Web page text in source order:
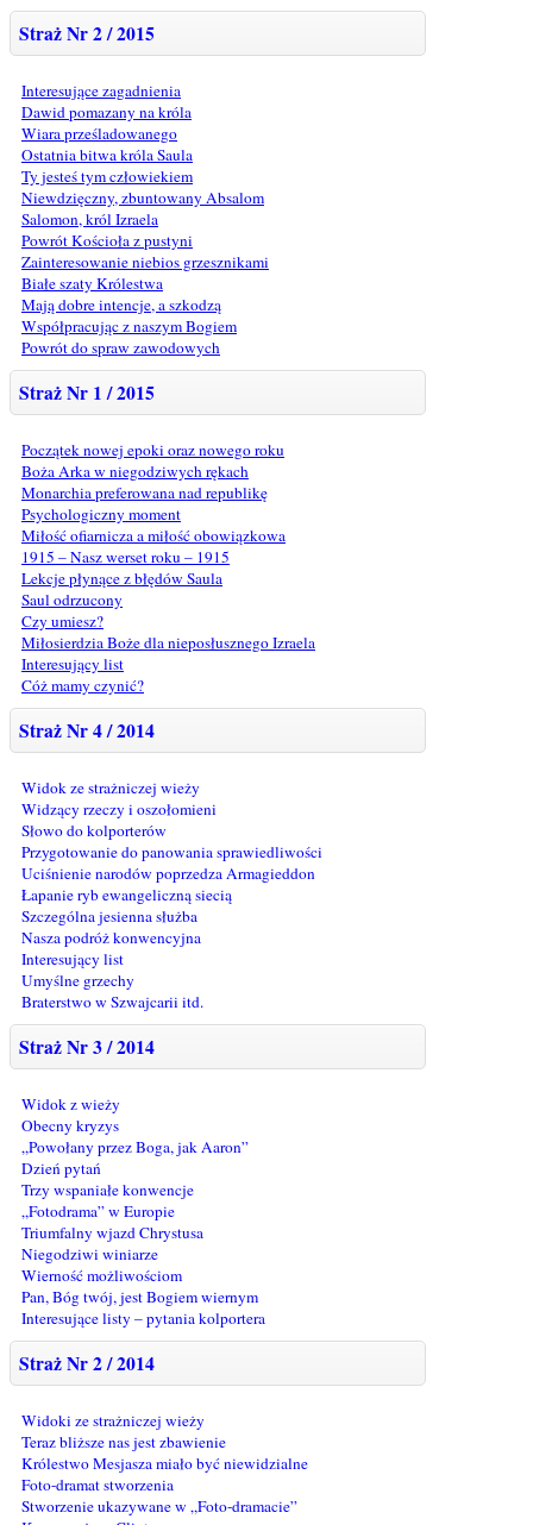
Straż Nr 2 / 2015
Interesujące zagadnienia
Dawid pomazany na króla
Wiara prześladowanego
Ostatnia bitwa króla Saula
Ty jesteś tym człowiekiem
Niewdzięczny, zbuntowany Absalom
Salomon, król Izraela
Powrót Kościoła z pustyni
Zainteresowanie niebios grzesznikami
Białe szaty Królestwa
Mają dobre intencje, a szkodzą
Współpracując z naszym Bogiem
Powrót do spraw zawodowych
Straż Nr 1 / 2015
Początek nowej epoki oraz nowego roku
Boża Arka w niegodziwych rękach
Monarchia preferowana nad republikę
Psychologiczny moment
Miłość ofiarnicza a miłość obowiązkowa
1915 – Nasz werset roku – 1915
Lekcje płynące z błędów Saula
Saul odrzucony
Czy umiesz?
Miłosierdzia Boże dla nieposłusznego Izraela
Interesujący list
Cóż mamy czynić?
Straż Nr 4 / 2014
Widok ze strażniczej wieży
Widzący rzeczy i oszołomieni
Słowo do kolporterów
Przygotowanie do panowania sprawiedliwości
Uciśnienie narodów poprzedza Armagieddon
Łapanie ryb ewangeliczną siecią
Szczególna jesienna służba
Nasza podróż konwencyjna
Interesujący list
Umyślne grzechy
Braterstwo w Szwajcarii itd.
Straż Nr 3 / 2014
Widok z wieży
Obecny kryzys
„Powołany przez Boga, jak Aaron”
Dzień pytań
Trzy wspaniałe konwencje
„Fotodrama” w Europie
Triumfalny wjazd Chrystusa
Niegodziwi winiarze
Wierność możliwościom
Pan, Bóg twój, jest Bogiem wiernym
Interesujące listy – pytania kolportera
Straż Nr 2 / 2014
Widoki ze strażniczej wieży
Teraz bliższe nas jest zbawienie
Królestwo Mesjasza miało być niewidzialne
Foto-dramat stworzenia
Stworzenie ukazywane w „Foto-dramacie”